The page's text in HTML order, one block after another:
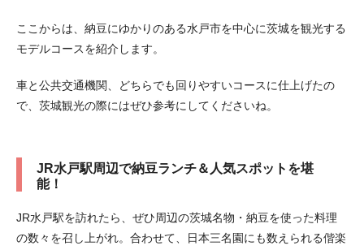
ここからは、納豆にゆかりのある水戸市を中心に茨城を観光する
モデルコースを紹介します。
車と公共交通機関、どちらでも回りやすいコースに仕上げたの
で、茨城観光の際にはぜひ参考にしてくださいね。
JR水戸駅周辺で納豆ランチ＆人気スポットを堪
能！
JR水戸駅を訪れたら、ぜひ周辺の茨城名物・納豆を使った料理
の数々を召し上がれ。合わせて、日本三名園にも数えられる偕楽